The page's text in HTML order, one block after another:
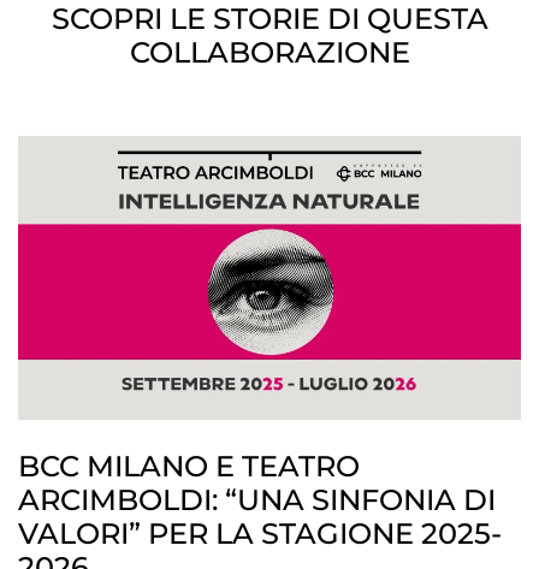
SCOPRI LE STORIE DI QUESTA
COLLABORAZIONE
BCC MILANO E TEATRO
ARCIMBOLDI: “UNA SINFONIA DI
VALORI” PER LA STAGIONE 2025-